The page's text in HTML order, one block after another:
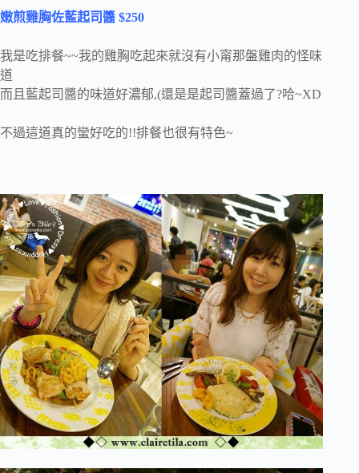
嫩煎雞胸佐藍起司醬 $250
我是吃排餐~~我的雞胸吃起來就沒有小甯那盤雞肉的怪味
道
而且藍起司醬的味道好濃郁,(還是是起司醬蓋過了?哈~XD
不過這道真的蠻好吃的!!排餐也很有特色~